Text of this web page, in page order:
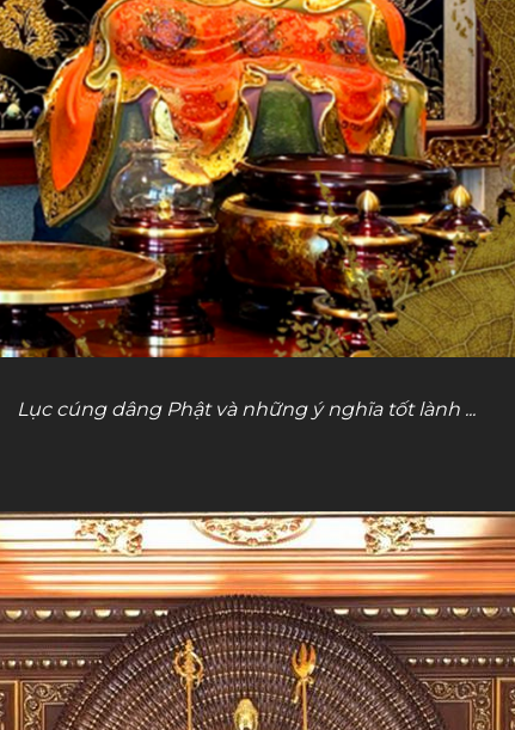
Lục cúng dâng Phật và những ý nghĩa tốt lành ...